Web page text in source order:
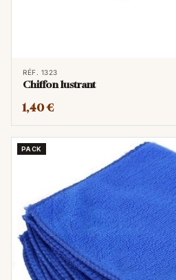
RÉF. 1323
Chiffon lustrant
1,40 €
PACK